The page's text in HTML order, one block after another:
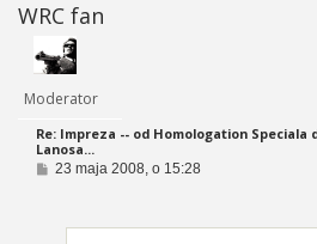
WRC fan
Moderator
Re: Impreza -- od Homologation Speciala
Lanosa...
P23 maja 2008, o 15:28